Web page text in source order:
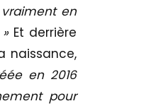
en
Et derrière
naissance,
en 2016
pour